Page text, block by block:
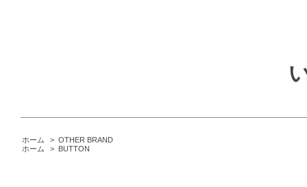
ホーム > OTHER BRAND
ホーム
> BUTTON